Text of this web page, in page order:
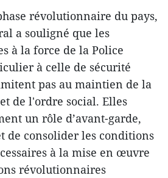
révolutionnaire du pays,
a souligné que les
à la force de la Police
à celle de sécurité
pas au maintien de la
de l'ordre social. Elles
un rôle d’avant-garde,
de consolider les conditions
à la mise en œuvre
révolutionnaires